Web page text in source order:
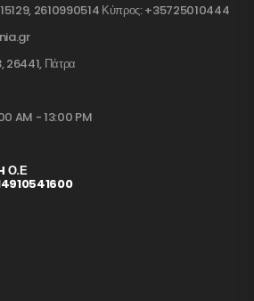
2610990514 Κύπρος: +35725010444
26441, Πάτρα
AM - 13:00 PM
Ο.Ε